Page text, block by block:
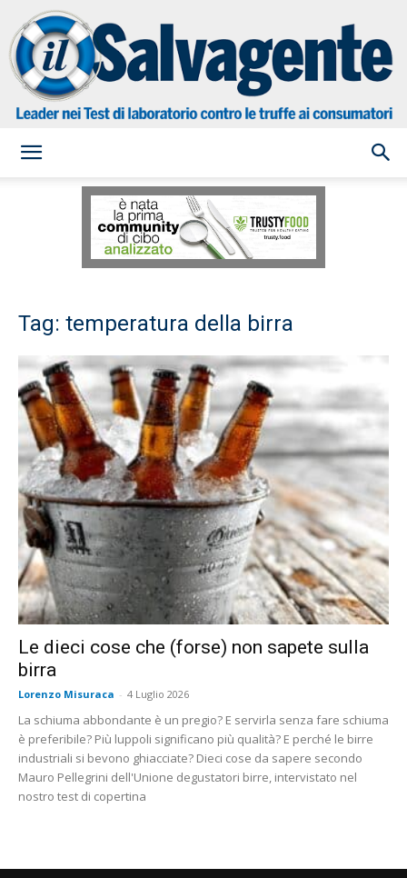
Salvagente
Tag: temperatura della birra
Le dieci cose che (forse) non sapete sulla
birra
Lorenzo Misuraca - 4 Luglio 2026
La schiuma abbondante è un pregio? E servirla senza fare schiuma
è preferibile? Più luppoli significano più qualità? E perché le birre
industriali si bevono ghiacciate? Dieci cose da sapere secondo
Mauro Pellegrini dell'Unione degustatori birre, intervistato nel
nostro test di copertina